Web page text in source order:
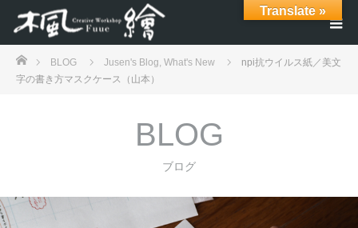
ホームBLOG Jusen's Blog, What's New
npi抗ウイルス紙／美文
字の書き方マスクケース（山本）
BLOG
ブログ
Translate »